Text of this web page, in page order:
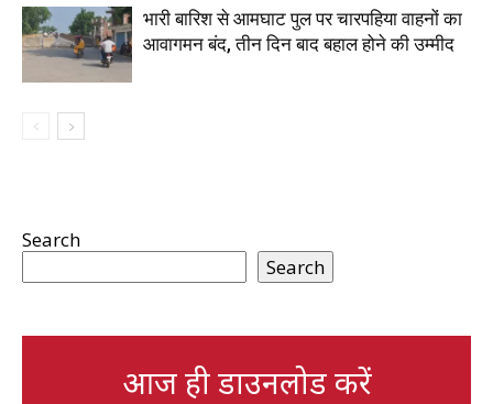
भारी बारिश से आमघाट पुल पर चारपहिया वाहनों का
आवागमन बंद, तीन दिन बाद बहाल होने की उम्मीद
Search
Search
आज ही डाउनलोड करें